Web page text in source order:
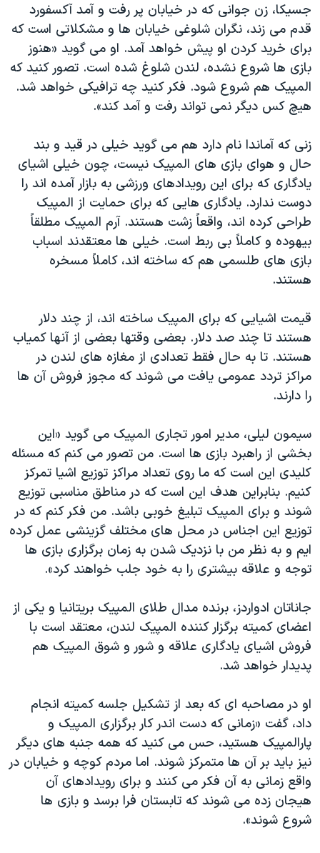
جسیکا، زن جوانی که در خیابان پر رفت و آمد آکسفورد
قدم می زند، نگران شلوغی خیابان ها و مشکلاتی است که
برای خرید کردن او پیش خواهد آمد. او می گوید «هنوز
بازی ها شروع نشده، لندن شلوغ شده است. تصور کنید که
المپیک هم شروع شود. فکر کنید چه ترافیکی خواهد شد.
هیچ کس دیگر نمی تواند رفت و آمد کند».
زنی که آماندا نام دارد هم می گوید خیلی در قید و بند
حال و هوای بازی های المپیک نیست، چون خیلی اشیای
یادگاری که برای این رویدادهای ورزشی به بازار آمده اند را
دوست ندارد. یادگاری هایی که برای حمایت از المپیک
طراحی کرده اند، واقعاً زشت هستند. آرم المپیک مطلقاً
بیهوده و کاملاً بی ربط است. خیلی ها معتقدند اسباب
بازی های طلسمی هم که ساخته اند، کاملاً مسخره
هستند.
قیمت اشیایی که برای المپیک ساخته اند، از چند دلار
هستند تا چند صد دلار. بعضی وقتها بعضی از آنها کمیاب
هستند. تا به حال فقط تعدادی از مغازه های لندن در
مراکز تردد عمومی یافت می شوند که مجوز فروش آن ها
را دارند.
سیمون لیلی، مدیر امور تجاری المپیک می گوید «این
بخشی از راهبرد بازی ها است. من تصور می کنم که مسئله
کلیدی این است که ما روی تعداد مراکز توزیع اشیا تمرکز
کنیم. بنابراین هدف این است که در مناطق مناسبی توزیع
شوند و برای المپیک تبلیغ خوبی باشد. من فکر کنم که در
توزیع این اجناس در محل های مختلف گزینشی عمل کرده
ایم و به نظر من با نزدیک شدن به زمان برگزاری بازی ها
توجه و علاقه بیشتری را به خود جلب خواهند کرد».
جاناتان ادواردز، برنده مدال طلای المپیک بریتانیا و یکی از
اعضای کمیته برگزار کننده المپیک لندن، معتقد است با
فروش اشیای یادگاری علاقه و شور و شوق المپیک هم
پدیدار خواهد شد.
او در مصاحبه ای که بعد از تشکیل جلسه کمیته انجام
داد، گفت «زمانی که دست اندر کار برگزاری المپیک و
پارالمپیک هستید، حس می کنید که همه جنبه های دیگر
نیز باید بر آن ها متمرکز شوند. اما مردم کوچه و خیابان در
واقع زمانی به آن فکر می کنند و برای رویدادهای آن
هیجان زده می شوند که تابستان فرا برسد و بازی ها
شروع شوند».